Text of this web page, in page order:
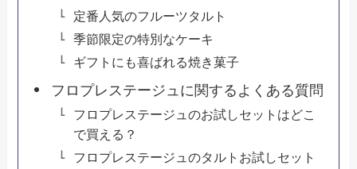
定番人気のフルーツタルト
季節限定の特別なケーキ
ギフトにも喜ばれる焼き菓子
フロプレステージュに関するよくある質問
フロプレステージュのお試しセットはどこ
で買える？
フロプレステージュのタルトお試しセット